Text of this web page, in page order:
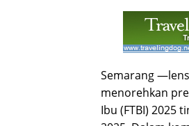
Semarang
menorehkan
Ibu (FTBI) 2025